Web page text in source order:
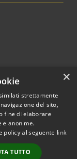
© 2026 • Città di
• Powered by
•
Accesso
×
strettamente
del sito,
fine di elaborare
e anonime.
policy al seguente link
TUTTO